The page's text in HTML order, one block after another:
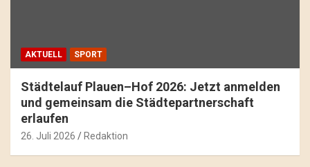
AKTUELL SPORT
Städtelauf Plauen–Hof 2026: Jetzt anmelden
und gemeinsam die Städtepartnerschaft
erlaufen
26. Juli 2026 Redaktion